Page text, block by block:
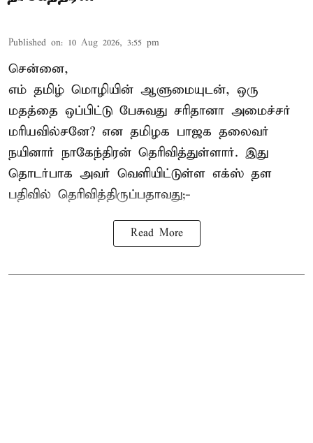
Published on: 10 Aug 2026, 3:55 pm
சென்னை,
எம் தமிழ் மொழியின் ஆளுமையுடன், ஒரு
மதத்தை ஒப்பிட்டு பேசுவது சரிதானா அமைச்சர்
மரியவில்சனே? என தமிழக பாஜக தலைவர்
நயினார் நாகேந்திரன் தெரிவித்துள்ளார். இது
தொடர்பாக அவர் வெளியிட்டுள்ள எக்ஸ் தள
பதிவில் தெரிவித்திருப்பதாவது;-
Read More